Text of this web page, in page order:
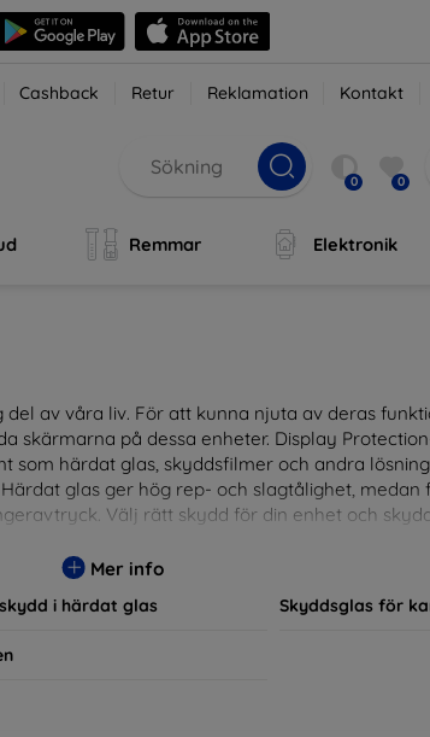
Cashback Retur Reklamation Kontakt
0 0
Remmar Elektronik
av våra liv. För att kunna njuta av deras
skärmarna på dessa enheter. Display
som härdat glas, skyddsfilmer och andra
glas ger hög rep- och slagtålighet,
Välj rätt skydd för din enhet och
det perfekta skyddet för sin enhet.
Mer info
i härdat glas Skyddsglas för